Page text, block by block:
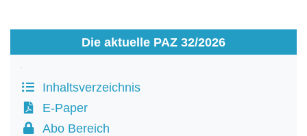
Die aktuelle PAZ 32/2026
Inhaltsverzeichnis
E-Paper
Abo Bereich